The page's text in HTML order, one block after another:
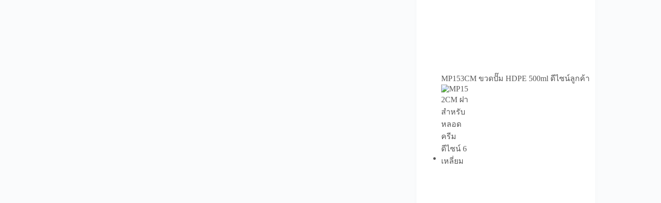
MP153CM ขวดปั๊ม HDPE 500ml ดีไซน์ลูกค้า